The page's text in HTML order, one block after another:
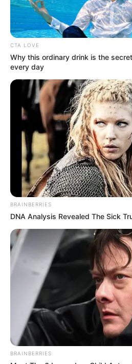
CTA LOVE
Why this ordinary drink is the
every day
BRAINBERRIES
DNA Analysis Revealed The Sick
BRAINBERRIES